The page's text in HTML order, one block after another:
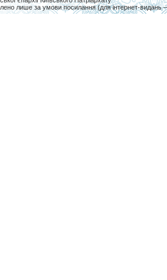
лише за умови посилання (для інтернет-видань